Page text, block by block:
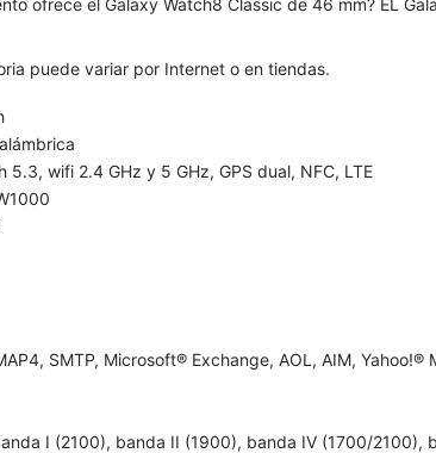
puede variar por Internet o en tiendas.
5.3, wifi 2.4 GHz y 5 GHz, GPS dual, NFC, LTE
SMTP, Microsoft® Exchange, AOL, AIM, Yahoo!®
I (2100), banda II (1900), banda IV (1700/2100),